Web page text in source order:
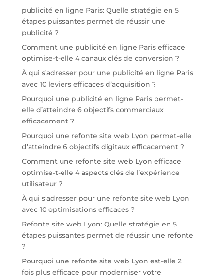
publicité en ligne Paris: Quelle stratégie en 5
étapes puissantes permet de réussir une
publicité ?
Comment une publicité en ligne Paris efficace
optimise-t-elle 4 canaux clés de conversion ?
À qui s’adresser pour une publicité en ligne Paris
avec 10 leviers efficaces d’acquisition ?
Pourquoi une publicité en ligne Paris permet-
elle d’atteindre 6 objectifs commerciaux
efficacement ?
Pourquoi une refonte site web Lyon permet-elle
d’atteindre 6 objectifs digitaux efficacement ?
Comment une refonte site web Lyon efficace
optimise-t-elle 4 aspects clés de l’expérience
utilisateur ?
À qui s’adresser pour une refonte site web Lyon
avec 10 optimisations efficaces ?
Refonte site web Lyon: Quelle stratégie en 5
étapes puissantes permet de réussir une refonte
?
Pourquoi une refonte site web Lyon est-elle 2
fois plus efficace pour moderniser votre